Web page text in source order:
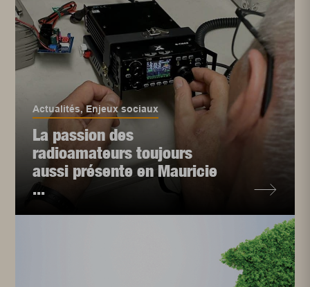
Actualités, Enjeux sociaux
La passion des
radioamateurs toujours
aussi présente en Mauricie
...